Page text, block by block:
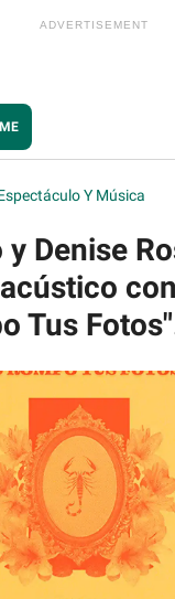
Y Música
Denise
Tus